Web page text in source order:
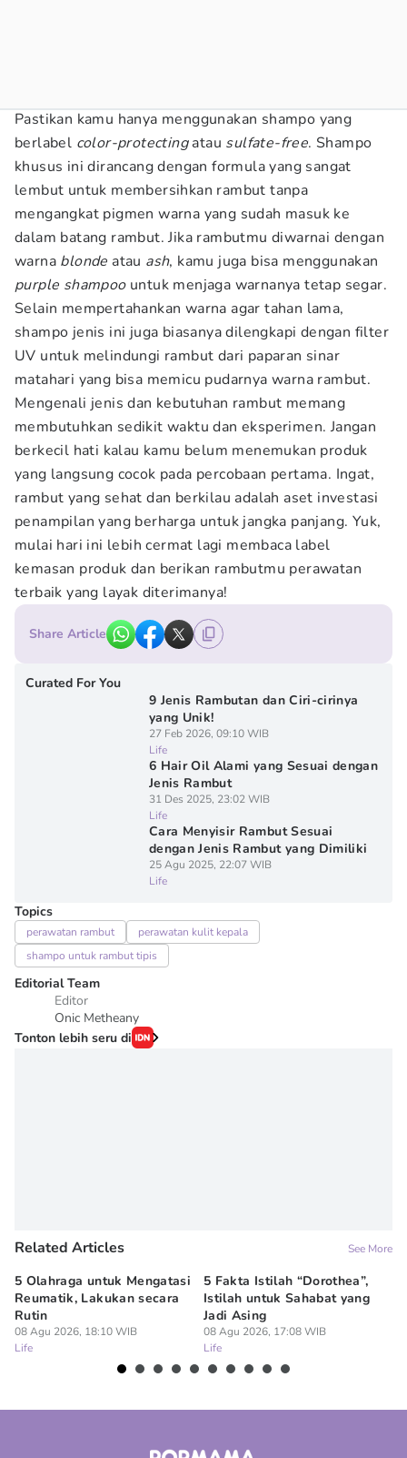
Pastikan kamu hanya menggunakan shampo yang
berlabel color-protectingatau sulfate-free. Shampo
khusus ini dirancang dengan formula yang sangat
lembut untuk membersihkan rambut tanpa
mengangkat pigmen warna yang sudah masuk ke
dalam batang rambut. Jika rambutmu diwarnai dengan
warna blonde atau ash, kamu juga bisa menggunakan
purple shampoountuk menjaga warnanya tetap segar.
Selain mempertahankan warna agar tahan lama,
shampo jenis ini juga biasanya dilengkapi dengan filter
UV untuk melindungi rambut dari paparan sinar
matahari yang bisa memicu pudarnya warna rambut.
Mengenali jenis dan kebutuhan rambut memang
membutuhkan sedikit waktu dan eksperimen. Jangan
berkecil hati kalau kamu belum menemukan produk
yang langsung cocok pada percobaan pertama. Ingat,
rambut yang sehat dan berkilau adalah aset investasi
penampilan yang berharga untuk jangka panjang. Yuk,
mulai hari ini lebih cermat lagi membaca label
kemasan produk dan berikan rambutmu perawatan
terbaik yang layak diterimanya!
Share Article
Curated For You
9 Jenis Rambutan dan Ciri-cirinya
yang Unik!
27 Feb 2026, 09:10 WIB
Life
6 Hair Oil Alami yang Sesuai dengan
Jenis Rambut
31 Des 2025, 23:02 WIB
Life
Cara Menyisir Rambut Sesuai
dengan Jenis Rambut yang Dimiliki
25 Agu 2025, 22:07 WIB
Life
Topics
perawatan rambut
perawatan kulit kepala
shampo untuk rambut tipis
Editorial Team
Editor
Onic Metheany
Tonton lebih seru di
Related Articles See More
5 Olahraga untuk Mengatasi
Reumatik, Lakukan secara
Rutin
08 Agu 2026, 18:10 WIB
Life
5 Fakta Istilah “Dorothea”,
Istilah untuk Sahabat yang
Jadi Asing
08 Agu 2026, 17:08 WIB
Life